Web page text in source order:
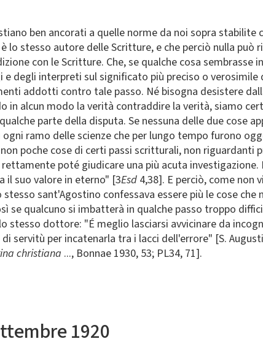
ben ancorati a quelle norme da noi sopra stabilite
stesso autore delle Scritture, e che perciò nulla può
con le Scritture. Che, se qualche cosa sembrasse
degli interpreti sul significato più preciso o verosimile
addotti contro tale passo. Né bisogna desistere
in alcun modo la verità contraddire la verità, siamo
parte della disputa. Se nessuna delle due cose
ramo delle scienze che per lungo tempo furono
poche cose di certi passi scritturali, non riguardanti
poté giudicare una più acuta investigazione.
il suo valore in eterno" [3Esd 4,38]. E perciò, come non
sant'Agostino confessava essere più le cose che
se qualcuno si imbatterà in qualche passo troppo
stesso dottore: "É meglio lasciarsi avvicinare da
servitù per incatenarla tra i lacci dell'errore" [S.
christiana ..., Bonnae 1930, 53; PL34, 71].
1920